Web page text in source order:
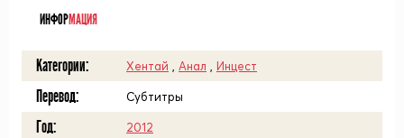
ИНФОРМАЦИЯ
Категории: Хентай Анал Инцест
Перевод: Субтитры
Год: 2012